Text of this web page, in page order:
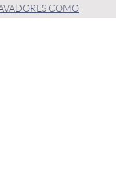
COMO